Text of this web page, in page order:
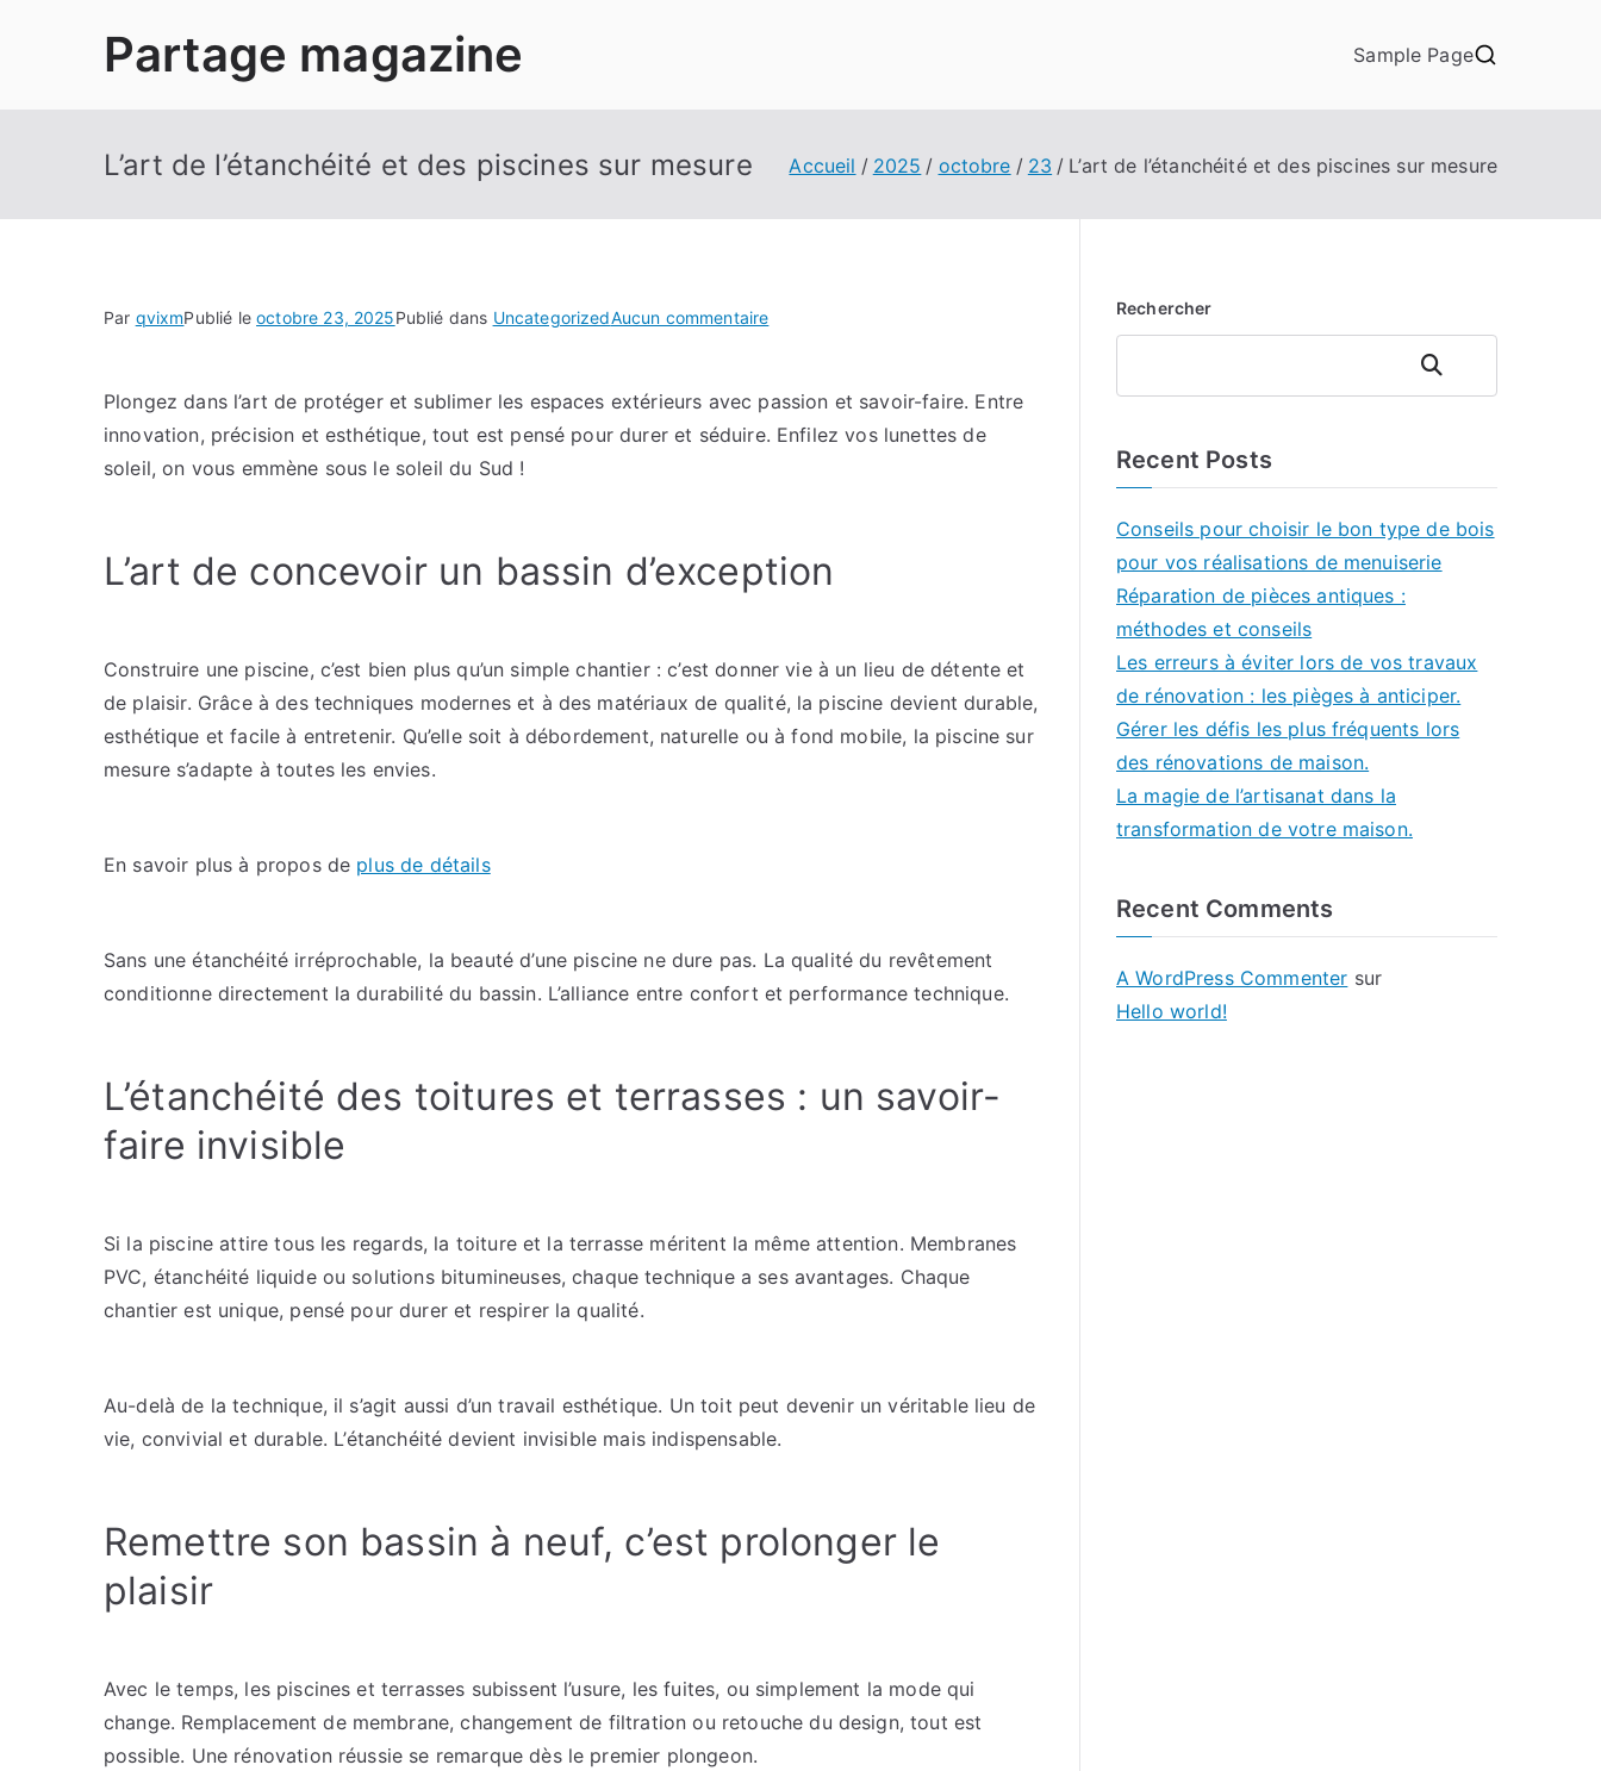
Partage magazine Sample Page
L’art de l’étanchéité et des piscines sur mesure Accueil 2025 octobre 23 L’art de l’étanchéité et des piscines sur mesure
Par qvixmPublié leoctobre 23, 2025Publié dans UncategorizedAucun commentairesur
l’étanchéité
et
mesure
Plongez dans l’art de protéger et sublimer les espaces extérieurs avec passion et savoir-faire. Entre
innovation, précision et esthétique, tout est pensé pour durer et séduire. Enfilez vos lunettes de
soleil, on vous emmène sous le soleil du Sud !
L’art de concevoir un bassin d’exception
Construire une piscine, c’est bien plus qu’un simple chantier : c’est donner vie à un lieu de détente et
de plaisir. Grâce à des techniques modernes et à des matériaux de qualité, la piscine devient durable,
esthétique et facile à entretenir. Qu’elle soit à débordement, naturelle ou à fond mobile, la piscine sur
mesure s’adapte à toutes les envies.
En savoir plus à propos de plus de détails
Sans une étanchéité irréprochable, la beauté d’une piscine ne dure pas. La qualité du revêtement
conditionne directement la durabilité du bassin. L’alliance entre confort et performance technique.
L’étanchéité des toitures et terrasses : un savoir-
faire invisible
Si la piscine attire tous les regards, la toiture et la terrasse méritent la même attention. Membranes
PVC, étanchéité liquide ou solutions bitumineuses, chaque technique a ses avantages. Chaque
chantier est unique, pensé pour durer et respirer la qualité.
Au-delà de la technique, il s’agit aussi d’un travail esthétique. Un toit peut devenir un véritable lieu de
vie, convivial et durable. L’étanchéité devient invisible mais indispensable.
Remettre son bassin à neuf, c’est prolonger le
plaisir
Avec le temps, les piscines et terrasses subissent l’usure, les fuites, ou simplement la mode qui
change. Remplacement de membrane, changement de filtration ou retouche du design, tout est
possible. Une rénovation réussie se remarque dès le premier plongeon.
Rechercher
Rechercher
Recent Posts
Conseils pour choisir le bon type de bois
pour vos réalisations de menuiserie
Réparation de pièces antiques :
méthodes et conseils
Les erreurs à éviter lors de vos travaux
de rénovation : les pièges à anticiper.
Gérer les défis les plus fréquents lors
des rénovations de maison.
La magie de l’artisanat dans la
transformation de votre maison.
Recent Comments
A WordPress Commenter sur
Hello world!